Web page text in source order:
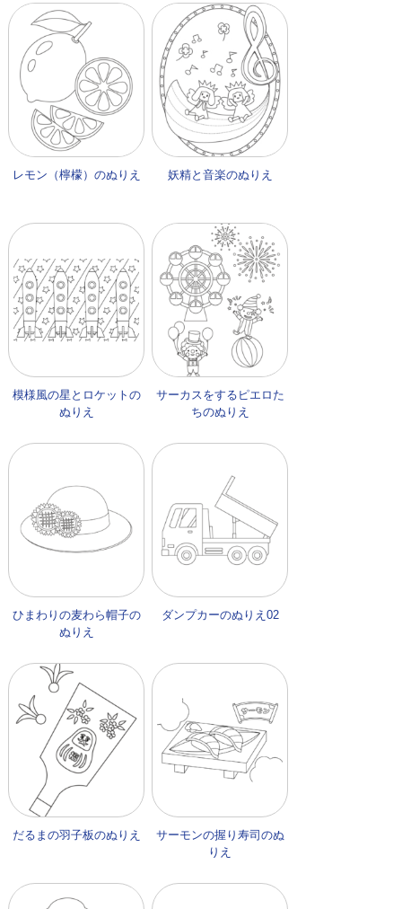
レモン（檸檬）のぬりえ 妖精と音楽のぬりえ
模様風の星とロケットの
ぬりえ
サーカスをするピエロた
ちのぬりえ
ひまわりの麦わら帽子の
ぬりえ
ダンプカーのぬりえ02
だるまの羽子板のぬりえ
サーモンの握り寿司のぬ
りえ